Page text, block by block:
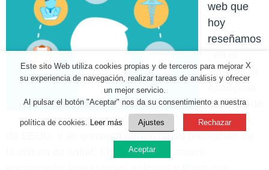
web que
hoy
reseñamos
seno de la
nacional de
Medicina
la cultura de salud. En el siguiente enlace
X
Este sito Web utiliza cookies propias y de terceros para mejorar
su experiencia de navegación, realizar tareas de análisis y ofrecer
un mejor servicio.
Al pulsar el botón "Aceptar" nos da su consentimiento a nuestra
política de cookies. Leer más Ajustes Rechazar
Aceptar